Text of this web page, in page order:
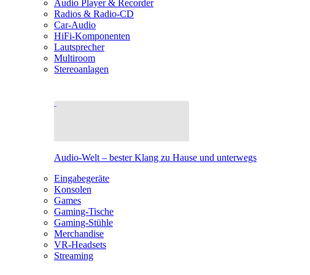
Audio Player & Recorder
Radios & Radio-CD
Car-Audio
HiFi-Komponenten
Lautsprecher
Multiroom
Stereoanlagen
Audio-Welt – bester Klang zu Hause und unterwegs
Eingabegeräte
Konsolen
Games
Gaming-Tische
Gaming-Stühle
Merchandise
VR-Headsets
Streaming